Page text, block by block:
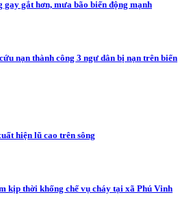
gay gắt hơn, mưa bão biến động mạnh
nạn thành công 3 ngư dân bị nạn trên biển
hiện lũ cao trên sông
kịp thời khống chế vụ cháy tại xã Phú Vinh